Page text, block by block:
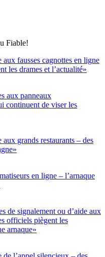
Fiable!
aux fausses cagnottes en ligne
les drames et l’actualité»
aux panneaux
continuent de viser les
aux grands restaurants – des
en ligne – l’arnaque
de signalement ou d’aide aux
officiels piègent les
arnaque»